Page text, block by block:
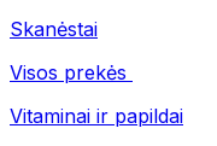
Skanėstai
Visos prekės
Vitaminai ir papildai